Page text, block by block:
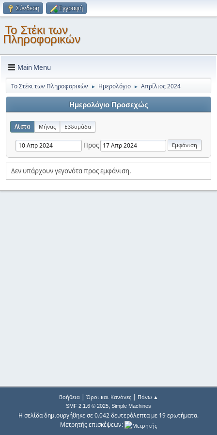
Σύνδεση Εγγραφή
Το Στέκι των
Πληροφορικών
Main Menu
Το Στέκι των Πληροφορικών ► Ημερολόγιο ► Απρίλιος 2024
Ημερολόγιο Προσεχώς
Λίστα Μήνας Εβδομάδα
Προς
Δεν υπάρχουν γεγονότα προς εμφάνιση.
Βοήθεια| Όροι και Κανόνες| Πάνω ▲
SMF 2.1.6 © 2025, Simple Machines
Η σελίδα δημιουργήθηκε σε 0.042 δευτερόλεπτα με 19 ερωτήματα.
Μετρητής επισκέψεων: